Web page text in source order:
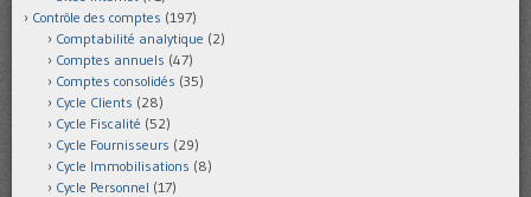
Contrôle des comptes (197)
Comptabilité analytique (2)
Comptes annuels (47)
Comptes consolidés (35)
Cycle Clients (28)
Cycle Fiscalité (52)
Cycle Fournisseurs (29)
Cycle Immobilisations (8)
Cycle Personnel (17)